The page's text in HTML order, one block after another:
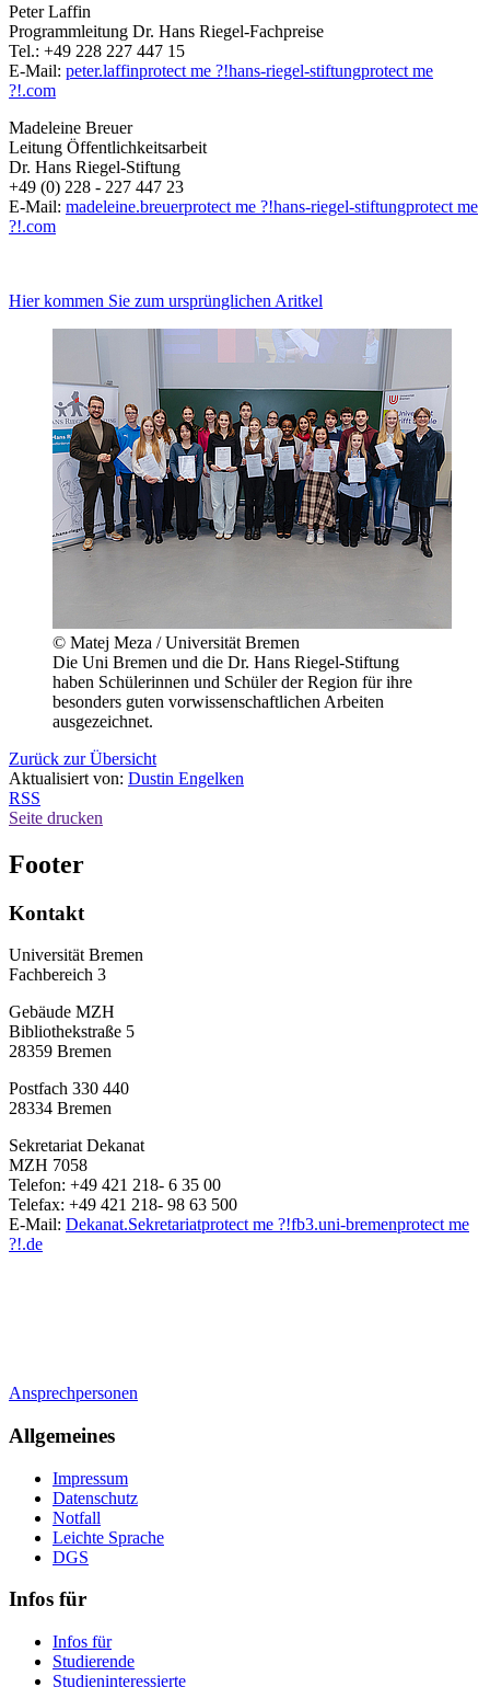
Peter Laffin
Programmleitung Dr. Hans Riegel-Fachpreise
Tel.: +49 228 227 447 15
E-Mail: peter.laffinprotect me ?!hans-riegel-stiftungprotect me
?!.com
Madeleine Breuer
Leitung Öffentlichkeitsarbeit
Dr. Hans Riegel-Stiftung
+49 (0) 228 - 227 447 23
E-Mail: madeleine.breuerprotect me ?!hans-riegel-stiftungprotect me
?!.com
Hier kommen Sie zum ursprünglichen Aritkel
© Matej Meza / Universität Bremen
Die Uni Bremen und die Dr. Hans Riegel-Stiftung
haben Schülerinnen und Schüler der Region für ihre
besonders guten vorwissenschaftlichen Arbeiten
ausgezeichnet.
Zurück zur Übersicht
Aktualisiert von: Dustin Engelken
RSS
Seite drucken
Footer
Kontakt
Universität Bremen
Fachbereich 3
Gebäude MZH
Bibliothekstraße 5
28359 Bremen
Postfach 330 440
28334 Bremen
Sekretariat Dekanat
MZH 7058
Telefon: +49 421 218- 6 35 00
Telefax: +49 421 218- 98 63 500
E-Mail: Dekanat.Sekretariatprotect me ?!fb3.uni-bremenprotect me
?!.de
Ansprechpersonen
Allgemeines
Impressum
Datenschutz
Notfall
Leichte Sprache
DGS
Infos für
Infos für
Studierende
Studieninteressierte